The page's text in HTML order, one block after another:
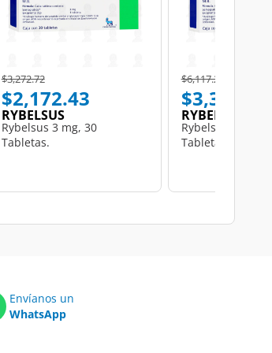
Price reduced from
$3,272.72to
$2,172.43
RYBELSUS
Rybelsus 3 mg, 30
Tabletas.
Price reduced from
$6,117.22
$3,335.00
RYBELSUS
Rybelsus 14 mg,
Tabletas.
Envíanos un
WhatsApp